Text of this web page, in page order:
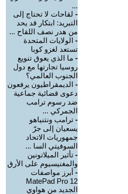
...
- لقاحات لا تحتاج إلى
التبريد: ابتكار قد يحد
من هدر نصف اللقاح ...
- الولايات المتحدة
تستعد لغزو كوبا
- ما الذي يعوق تنويع
روسيا تجارتها مع دول
الجنوب العالمي؟
- الديمقراطيون يرفعون
دعوى قضائية جماعية
ضد رسوم ترامب
الجمركي ...
- ترامب ونتنياهو
يسعيان إلى جرّ
جمهوريات الاتحاد
السوفيتي السا ...
- تأثير الميلاتونين
والمغنيسيوم على الأرق
- أبرز مواصفات
MatePad Pro 12
الجديد من هواوي